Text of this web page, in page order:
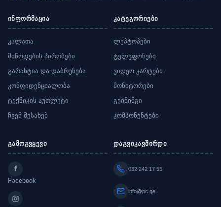
ინფორმაცია
კალათა
მიწოდების პირობები
გარანტია და დაბრუნება
კონფიდენციალობა
ტექნიკის აუთლეტი
ჩვენ შესახებ
კატეგორიები
ლეპტოპები
ტელეფონები
ვიდეო კარტები
მონიტორები
გეიმინგი
კომპონენტები
გამოგვყევი
Facebook
დაგვიკავშირდი
032 242 17 55
info@pc.ge